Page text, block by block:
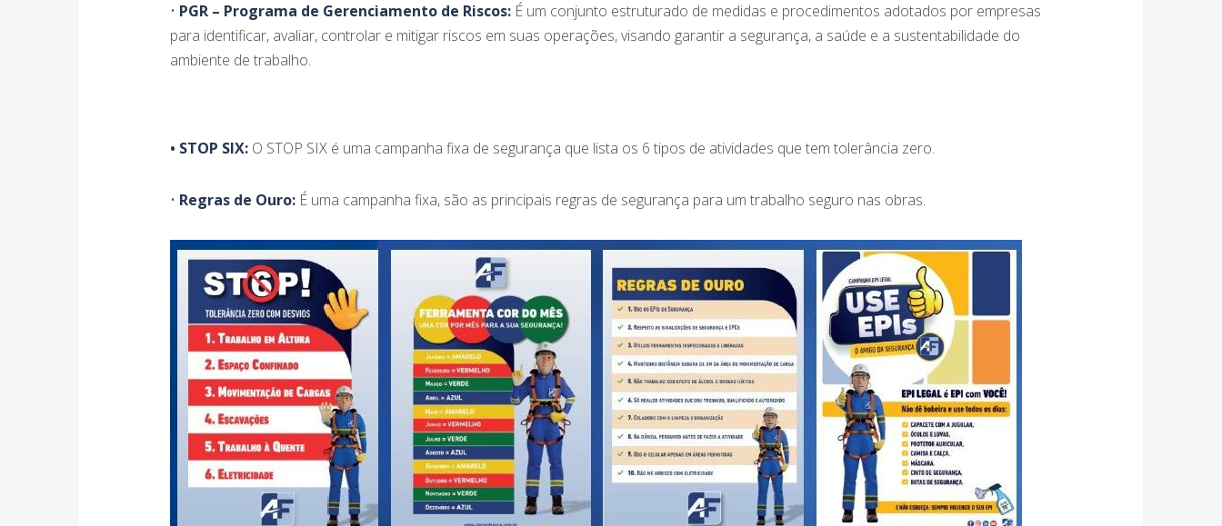
• PGR – Programa de Gerenciamento de Riscos: É um conjunto estruturado de medidas e procedimentos adotados por empresas
para identificar, avaliar, controlar e mitigar riscos em suas operações, visando garantir a segurança, a saúde e a sustentabilidade do
ambiente de trabalho.
• STOP SIX: O STOP SIX é uma campanha fixa de segurança que lista os 6 tipos de atividades que tem tolerância zero.
• Regras de Ouro: É uma campanha fixa, são as principais regras de segurança para um trabalho seguro nas obras.